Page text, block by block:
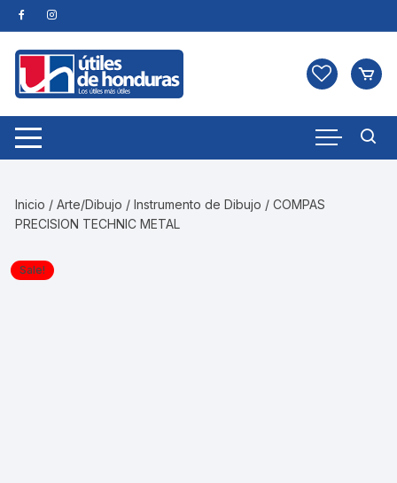
Skip
to
content
Inicio /Arte/Dibujo /Instrumento de Dibujo / COMPAS
PRECISION TECHNIC METAL
Sale!